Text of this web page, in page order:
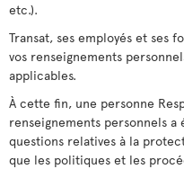
etc.).
Transat, ses employés et ses
vos renseignements
applicables.
À cette fin, une personne
renseignements personnels
questions relatives à la
que les politiques et les